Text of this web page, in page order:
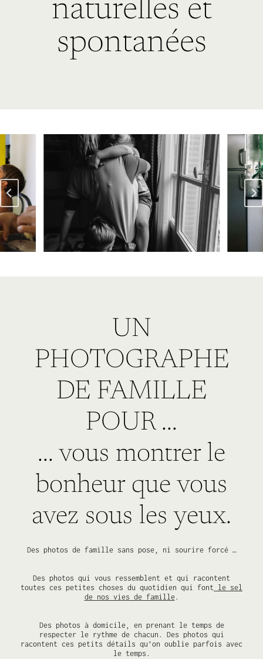
naturelles et
spontanées
UN
PHOTOGRAPHE
DE FAMILLE
POUR …
… vous montrer le
bonheur que vous
avez sous les yeux.
Des photos de famille sans pose, ni sourire forcé …
Des photos qui vous ressemblent et qui racontent
toutes ces petites choses du quotidien qui font le sel
de nos vies de famille.
Des photos à domicile, en prenant le temps de
respecter le rythme de chacun. Des photos qui
racontent ces petits détails qu’on oublie parfois avec
le temps.